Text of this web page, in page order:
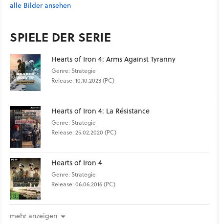
alle Bilder ansehen
SPIELE DER SERIE
Hearts of Iron 4: Arms Against Tyranny
Genre: Strategie
Release: 10.10.2023 (PC)
Hearts of Iron 4: La Résistance
Genre: Strategie
Release: 25.02.2020 (PC)
Hearts of Iron 4
Genre: Strategie
Release: 06.06.2016 (PC)
mehr anzeigen